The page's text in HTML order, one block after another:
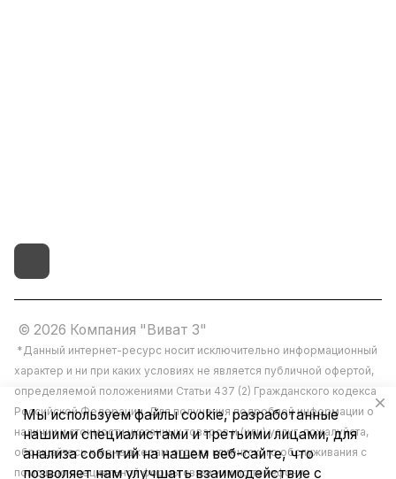
© 2026 Компания "Виват 3"
*Данный интернет-ресурс носит исключительно информационный
характер и ни при каких условиях не является публичной офертой,
определяемой положениями Статьи 437 (2) Гражданского кодекса
Российской Федерации. Для получения подробной информации о
наличии и стоимости указанных товаров и (или) услуг, пожалуйста,
обращайтесь к менеджерам отдела клиентского обслуживания с
помощью специальной формы связи или по телефону.
Мы используем файлы cookie, разработанные
нашими специалистами и третьими лицами, для
анализа событий на нашем веб-сайте, что
позволяет нам улучшать взаимодействие с